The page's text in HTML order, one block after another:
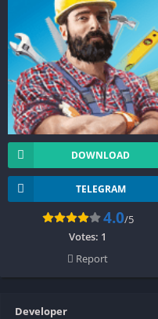
DOWNLOAD
TELEGRAM
4.0/5
Votes: 1
Report
Developer